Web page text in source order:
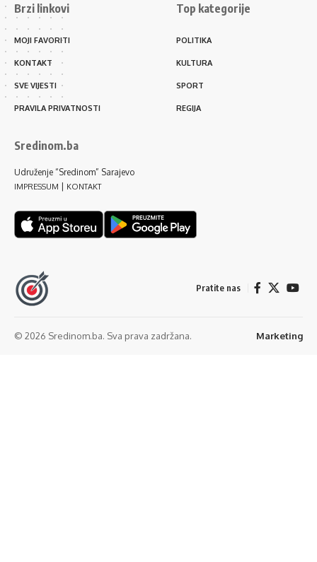
Brzi linkovi
MOJI FAVORITI
KONTAKT
SVE VIJESTI
PRAVILA PRIVATNOSTI
Top kategorije
POLITIKA
KULTURA
SPORT
REGIJA
Sredinom.ba
Udruženje “Sredinom” Sarajevo
IMPRESSUM | KONTAKT
Pratite nas
© 2026 Sredinom.ba. Sva prava zadržana. Marketing